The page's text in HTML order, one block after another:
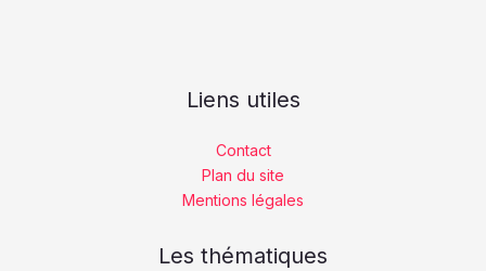
Liens utiles
Contact
Plan du site
Mentions légales
Les thématiques